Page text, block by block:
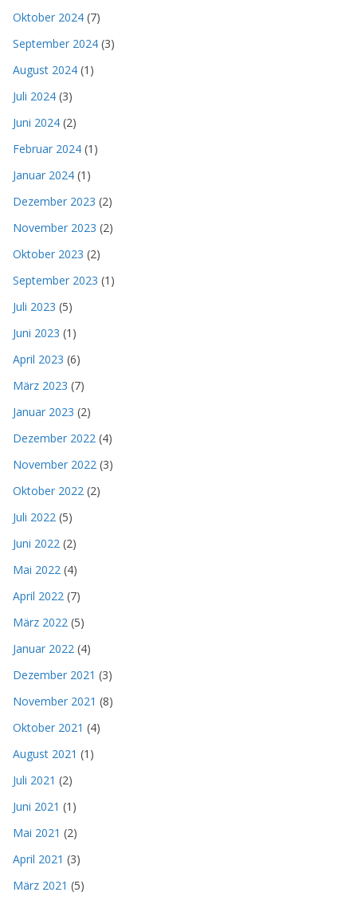
Oktober 2024 (7)
September 2024 (3)
August 2024 (1)
Juli 2024 (3)
Juni 2024 (2)
Februar 2024 (1)
Januar 2024 (1)
Dezember 2023 (2)
November 2023 (2)
Oktober 2023 (2)
September 2023 (1)
Juli 2023 (5)
Juni 2023 (1)
April 2023 (6)
März 2023 (7)
Januar 2023 (2)
Dezember 2022 (4)
November 2022 (3)
Oktober 2022 (2)
Juli 2022 (5)
Juni 2022 (2)
Mai 2022 (4)
April 2022 (7)
März 2022 (5)
Januar 2022 (4)
Dezember 2021 (3)
November 2021 (8)
Oktober 2021 (4)
August 2021 (1)
Juli 2021 (2)
Juni 2021 (1)
Mai 2021 (2)
April 2021 (3)
März 2021 (5)